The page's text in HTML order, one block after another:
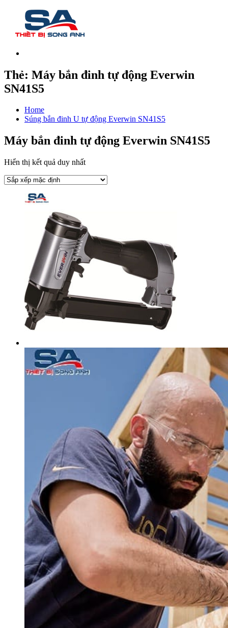
Thẻ: Máy bắn đinh tự động Everwin
SN41S5
Home
Súng bắn đinh U tự động Everwin SN41S5
Máy bắn đinh tự động Everwin SN41S5
Hiển thị kết quả duy nhất